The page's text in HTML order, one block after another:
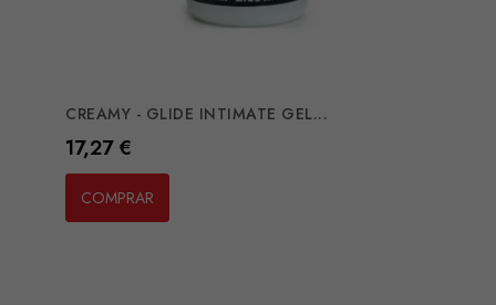
CREAMY - GLIDE INTIMATE GEL...
Preço
17,27 €
COMPRAR